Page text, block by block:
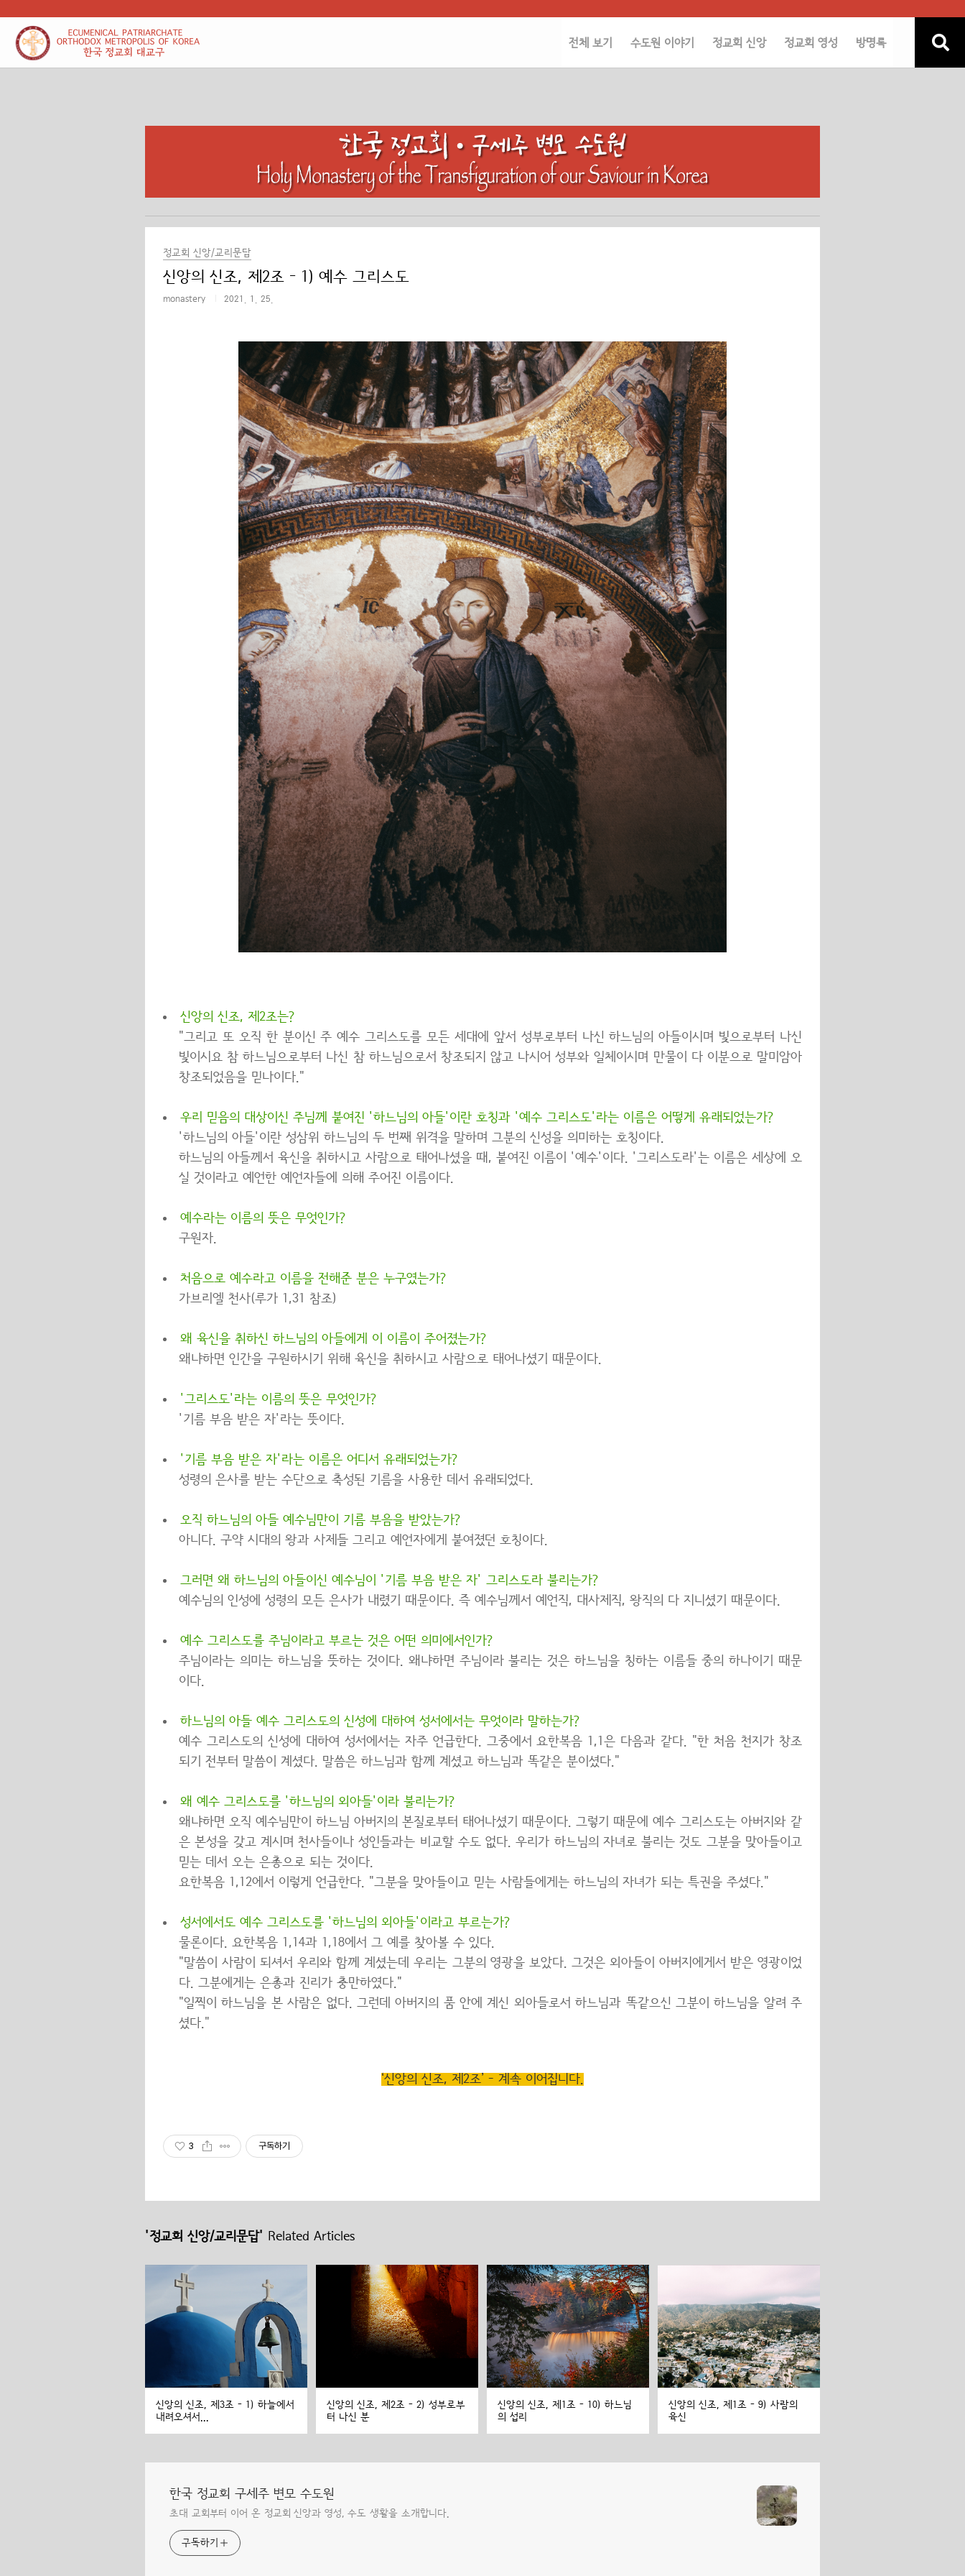
전체 보기 수도원 이야기 정교회 신앙 정교회 영성 방명록
정교회 신앙/교리문답
신앙의 신조, 제2조 - 1) 예수 그리스도
monastery 2021. 1. 25.
신앙의 신조, 제2조는?
"그리고 또 오직 한 분이신 주 예수 그리스도를 모든 세대에 앞서 성부로부터 나신 하느님의 아들이시며 빛으로부터 나신
빛이시요 참 하느님으로부터 나신 참 하느님으로서 창조되지 않고 나시어 성부와 일체이시며 만물이 다 이분으로 말미암아
창조되었음을 믿나이다."
우리 믿음의 대상이신 주님께 붙여진 '하느님의 아들'이란 호칭과 '예수 그리스도'라는 이름은 어떻게 유래되었는가?
'하느님의 아들'이란 성삼위 하느님의 두 번째 위격을 말하며 그분의 신성을 의미하는 호칭이다.
하느님의 아들께서 육신을 취하시고 사람으로 태어나셨을 때, 붙여진 이름이 '예수'이다. '그리스도라'는 이름은 세상에 오
실 것이라고 예언한 예언자들에 의해 주어진 이름이다.
예수라는 이름의 뜻은 무엇인가?
구원자.
처음으로 예수라고 이름을 전해준 분은 누구였는가?
가브리엘 천사(루가 1,31 참조)
왜 육신을 취하신 하느님의 아들에게 이 이름이 주어졌는가?
왜냐하면 인간을 구원하시기 위해 육신을 취하시고 사람으로 태어나셨기 때문이다.
'그리스도'라는 이름의 뜻은 무엇인가?
'기름 부음 받은 자'라는 뜻이다.
'기름 부음 받은 자'라는 이름은 어디서 유래되었는가?
성령의 은사를 받는 수단으로 축성된 기름을 사용한 데서 유래되었다.
오직 하느님의 아들 예수님만이 기름 부음을 받았는가?
아니다. 구약 시대의 왕과 사제들 그리고 예언자에게 붙여졌던 호칭이다.
그러면 왜 하느님의 아들이신 예수님이 '기름 부음 받은 자' 그리스도라 불리는가?
예수님의 인성에 성령의 모든 은사가 내렸기 때문이다. 즉 예수님께서 예언직, 대사제직, 왕직의 다 지니셨기 때문이다.
예수 그리스도를 주님이라고 부르는 것은 어떤 의미에서인가?
주님이라는 의미는 하느님을 뜻하는 것이다. 왜냐하면 주님이라 불리는 것은 하느님을 칭하는 이름들 중의 하나이기 때문
이다.
하느님의 아들 예수 그리스도의 신성에 대하여 성서에서는 무엇이라 말하는가?
예수 그리스도의 신성에 대하여 성서에서는 자주 언급한다. 그중에서 요한복음 1,1은 다음과 같다. "한 처음 천지가 창조
되기 전부터 말씀이 계셨다. 말씀은 하느님과 함께 계셨고 하느님과 똑같은 분이셨다."
왜 예수 그리스도를 '하느님의 외아들'이라 불리는가?
왜냐하면 오직 예수님만이 하느님 아버지의 본질로부터 태어나셨기 때문이다. 그렇기 때문에 예수 그리스도는 아버지와 같
은 본성을 갖고 계시며 천사들이나 성인들과는 비교할 수도 없다. 우리가 하느님의 자녀로 불리는 것도 그분을 맞아들이고
믿는 데서 오는 은총으로 되는 것이다.
요한복음 1,12에서 이렇게 언급한다. "그분을 맞아들이고 믿는 사람들에게는 하느님의 자녀가 되는 특권을 주셨다."
성서에서도 예수 그리스도를 '하느님의 외아들'이라고 부르는가?
물론이다. 요한복음 1,14과 1,18에서 그 예를 찾아볼 수 있다.
"말씀이 사람이 되셔서 우리와 함께 계셨는데 우리는 그분의 영광을 보았다. 그것은 외아들이 아버지에게서 받은 영광이었
다. 그분에게는 은총과 진리가 충만하였다."
"일찍이 하느님을 본 사람은 없다. 그런데 아버지의 품 안에 계신 외아들로서 하느님과 똑같으신 그분이 하느님을 알려 주
셨다."
‘신앙의 신조, 제2조’ - 계속 이어집니다.
3 구독하기
'정교회 신앙/교리문답' Related Articles
신앙의 신조, 제3조 - 1) 하늘에서
내려오셔서...
신앙의 신조, 제2조 - 2) 성부로부
터 나신 분
신앙의 신조, 제1조 - 10) 하느님
의 섭리
신앙의 신조, 제1조 - 9) 사람의
육신
한국 정교회 구세주 변모 수도원
초대 교회부터 이어 온 정교회 신앙과 영성, 수도 생활을 소개합니다.
구독하기